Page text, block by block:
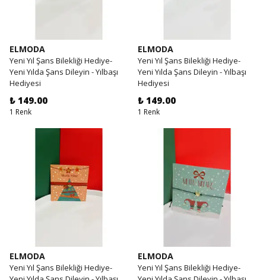
ELMODA
Yeni Yıl Şans Bilekliği Hediye-
Yeni Yılda Şans Dileyin - Yılbaşı
Hediyesi
₺ 149.00
1 Renk
ELMODA
Yeni Yıl Şans Bilekliği Hediye-
Yeni Yılda Şans Dileyin - Yılbaşı
Hediyesi
₺ 149.00
1 Renk
ELMODA
Yeni Yıl Şans Bilekliği Hediye-
ELMODA
Yeni Yıl Şans Bilekliği Hediye-